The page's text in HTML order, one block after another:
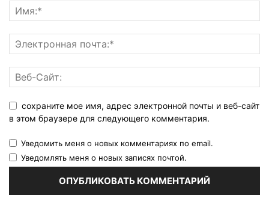
сохраните мое имя, адрес электронной почты и веб-сайт
в этом браузере для следующего комментария.
Уведомить меня о новых комментариях по email.
Уведомлять меня о новых записях почтой.